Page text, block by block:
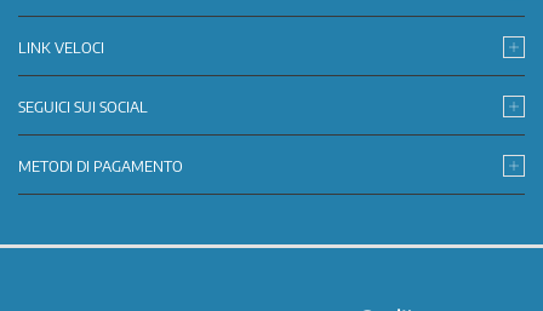
LINK VELOCI
SEGUICI SUI SOCIAL
METODI DI PAGAMENTO